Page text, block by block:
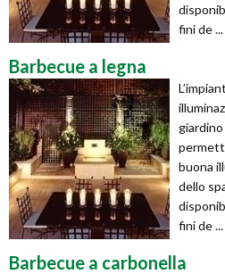
fini de ...
Barbecue a legna
buona
dello
fini de ...
Barbecue a carbonella